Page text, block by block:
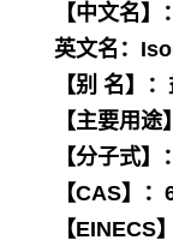
【中文名
英文名：
【别 名】
【主要用
【分子式
【CAS】
【EINECS